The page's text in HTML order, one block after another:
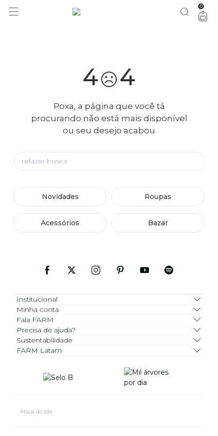
você merece 30% OFF pra comemorar com a gente aproveita! 0
4 4
Poxa, a página que você tá
procurando não está mais disponível
ou seu desejo acabou
Novidades Roupas
Acessórios Bazar
Institucional
Minha conta
Fala FARM
Precisa de ajuda?
Sustentabilidade
FARM Latam
Mapa do site